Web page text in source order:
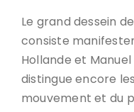
Le grand dessein
consiste
Hollande et
distingue encore
mouvement et du